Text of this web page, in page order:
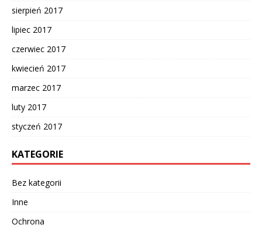
sierpień 2017
lipiec 2017
czerwiec 2017
kwiecień 2017
marzec 2017
luty 2017
styczeń 2017
KATEGORIE
Bez kategorii
Inne
Ochrona